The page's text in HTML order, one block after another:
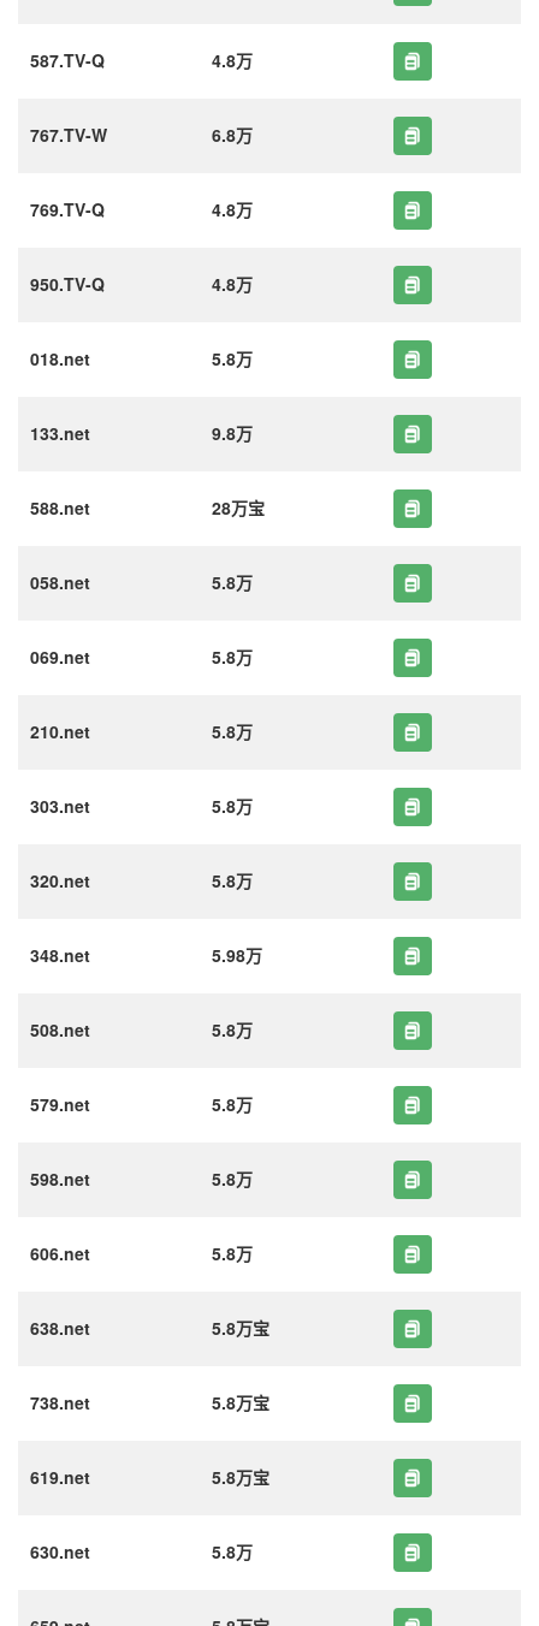
587.TV-Q 4.8万
767.TV-W 6.8万
769.TV-Q 4.8万
950.TV-Q 4.8万
018.net 5.8万
133.net 9.8万
588.net 28万宝
058.net 5.8万
069.net 5.8万
210.net 5.8万
303.net 5.8万
320.net 5.8万
348.net 5.98万
508.net 5.8万
579.net 5.8万
598.net 5.8万
606.net 5.8万
638.net 5.8万宝
738.net 5.8万宝
619.net 5.8万宝
630.net 5.8万